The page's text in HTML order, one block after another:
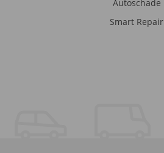
Autoschade
Smart Repair